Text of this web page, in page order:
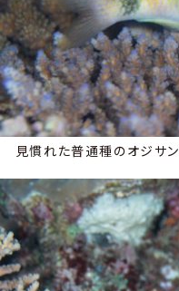
見慣れた普通種のオジサン